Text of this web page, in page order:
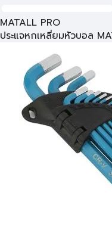
MATALL PRO
ประแจหกเหลี่ยมหัวบอล